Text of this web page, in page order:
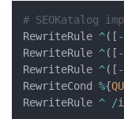
# SEOKatalog
RewriteRule ^( [ -
RewriteRule ^( [ -
RewriteRule ^( [ -
RewriteCond %{
RewriteRule ^ /